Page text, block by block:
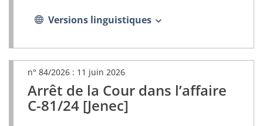
l’Union en matière d’asile
Versions linguistiques
n° 84/2026 : 11 juin 2026
Arrêt de la Cour dans l’affaire
C-81/24 [Jenec]
(document
PDF,
s’ouvrira